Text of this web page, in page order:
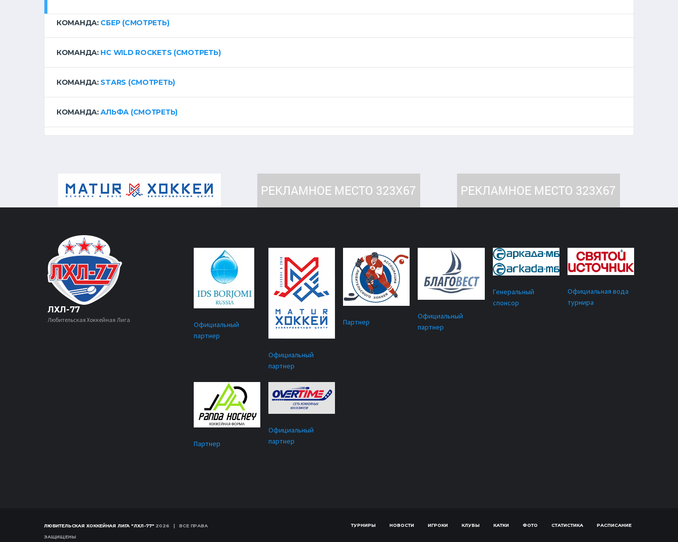
КОМАНДА: СБЕР (СМОТРЕТЬ)
КОМАНДА: HC WILD ROCKETS (СМОТРЕТЬ)
КОМАНДА: STARS (СМОТРЕТЬ)
КОМАНДА:АЛЬФА (СМОТРЕТЬ)
ЛХЛ-77
Любительская Хоккейная Лига
Официальный
партнер
Официальный
партнер
Партнер
Официальный
партнер
Генеральный
спонсор
Официальная вода
турнира
Партнер
Официальный
партнер
ЛЮБИТЕЛЬСКАЯ ХОККЕЙНАЯ ЛИГА "ЛХЛ-77"2026 | ВСЕ ПРАВА
ЗАЩИЩЕНЫ
ТУРНИРЫ НОВОСТИ ИГРОКИ КЛУБЫ КАТКИ ФОТО СТАТИСТИКА РАСПИСАНИЕ